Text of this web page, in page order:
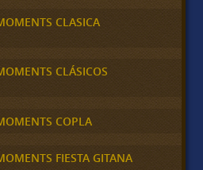
CLASICA
CLÁSICOS
COPLA
FIESTA GITANA